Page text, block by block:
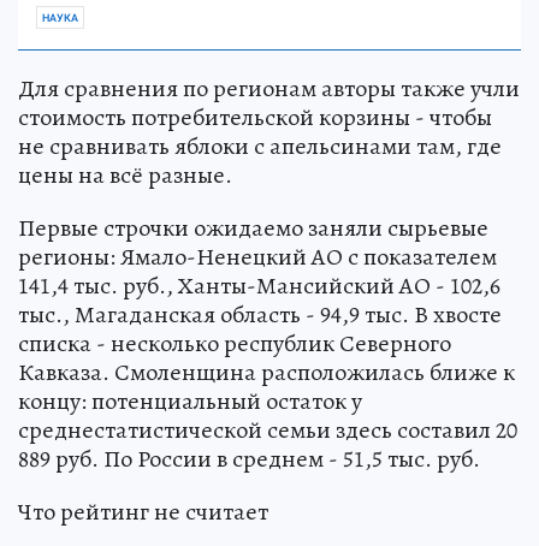
НАУКА
Для сравнения по регионам авторы также учли
стоимость потребительской корзины - чтобы
не сравнивать яблоки с апельсинами там, где
цены на всё разные.
Первые строчки ожидаемо заняли сырьевые
регионы: Ямало-Ненецкий АО с показателем
141,4 тыс. руб., Ханты-Мансийский АО - 102,6
тыс., Магаданская область - 94,9 тыс. В хвосте
списка - несколько республик Северного
Кавказа. Смоленщина расположилась ближе к
концу: потенциальный остаток у
среднестатистической семьи здесь составил 20
889 руб. По России в среднем - 51,5 тыс. руб.
Что рейтинг не считает